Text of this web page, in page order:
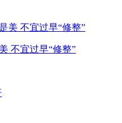
不宜过早“修整”